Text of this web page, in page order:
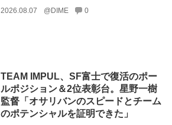
2026.08.07 @DIME 0
TEAM IMPUL、SF富士で復活のポー
ルポジション＆2位表彰台。星野一樹
監督「オサリバンのスピードとチーム
のポテンシャルを証明できた」